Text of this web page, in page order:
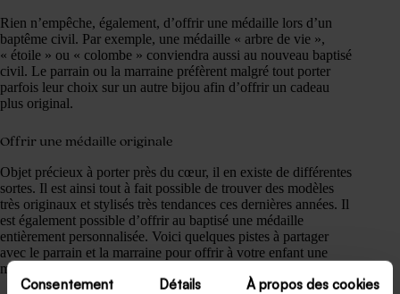
Consentement Détails À propos des cookies
Rien n’empêche, également, d’offrir une médaille lors d’un
baptême civil. Par exemple, une médaille « arbre de vie »,
« étoile » ou « colombe » conviendra aussi au nouveau baptisé
civil. Le parrain ou la marraine préfèrent malgré tout porter
parfois leur choix sur un autre bijou afin d’offrir un cadeau
plus original.
Offrir une médaille originale
Objet précieux à porter près du cœur, il en existe de différentes
sortes. Il est ainsi tout à fait possible de trouver des modèles
très originaux et stylisés très tendances ces dernières années. Il
est également possible d’offrir au baptisé une médaille
entièrement personnalisée. Voici quelques pistes à partager
avec le parrain et la marraine pour offrir à votre enfant une
médaille de baptême la plus originale possible.